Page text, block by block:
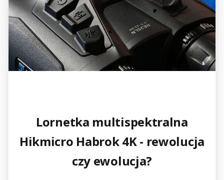
Lornetka multispektralna
Hikmicro Habrok 4K - rewolucja
czy ewolucja?